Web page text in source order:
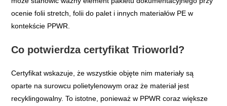
ocenie folii stretch, folii do palet i innych materiałów PE w
kontekście PPWR.
Co potwierdza certyfikat Trioworld?
Certyfikat wskazuje, że wszystkie objęte nim materiały są
oparte na surowcu polietylenowym oraz że materiał jest
recyklingowalny. To istotne, ponieważ w PPWR coraz większe